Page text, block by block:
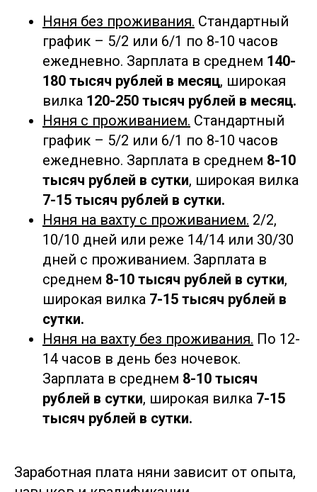
Няня без проживания. Стандартный
график – 5/2 или 6/1 по 8-10 часов
ежедневно. Зарплата в среднем 140-
180 тысяч рублей в месяц, широкая
вилка 120-250 тысяч рублей в месяц.
Няня с проживанием. Стандартный
график – 5/2 или 6/1 по 8-10 часов
ежедневно. Зарплата в среднем 8-10
тысяч рублей в сутки, широкая вилка
7-15 тысяч рублей в сутки.
Няня на вахту с проживанием. 2/2,
10/10 дней или реже 14/14 или 30/30
дней с проживанием. Зарплата в
среднем 8-10 тысяч рублей в сутки,
широкая вилка 7-15 тысяч рублей в
сутки.
Няня на вахту без проживания. По 12-
14 часов в день без ночевок.
Зарплата в среднем 8-10 тысяч
рублей в сутки, широкая вилка 7-15
тысяч рублей в сутки.
Заработная плата няни зависит от опыта,